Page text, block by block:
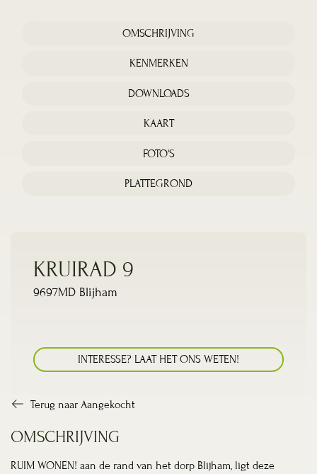
OMSCHRIJVING
KENMERKEN
DOWNLOADS
KAART
FOTO'S
PLATTEGROND
KRUIRAD 9
9697MD Blijham
INTERESSE? LAAT HET ONS WETEN!
Terug naar Aangekocht
OMSCHRIJVING
RUIM WONEN! aan de rand van het dorp Blijham, ligt deze